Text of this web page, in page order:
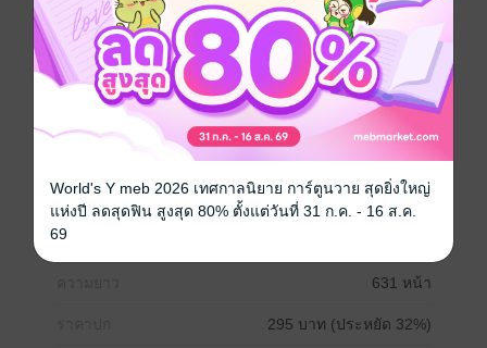
จริงว่าบุคคลในครอบครัวอันเป็นที่รักไม่ได้เสียชีวิตจาก
อุบัติเหตุ แต่เป็นการฆาตกรรมอำพราง เขาจึงต้องแก้แค้น
โดยการแต่งงานกับลูกสาวของศัตรู ซึ่งสร้างความเสียใจ
ให้กับ พิชญธิดา บวรภัค แฟนสาวอย่างมากเพราะเธอนึก
ว่ารักแท้ที่เขาได้มอบให้เธอนั้นเป็นแค่เพียงคำลวง วิชญ์จะ
แก้แค้นได้สำเร็จหรือไม่ และสิ่งที่ได้มาจะคุ้มกับสิ่งที่ต้อง
เสียไปหรือไม่ โปรดติดตามอ่าน
ประเภทไฟล์ pdf, epub (สารบัญ)
วันที่วางขาย
631 หน้า
295 บาท (ประหยัด 32%)
World's Y meb 2026 เทศกาลนิยาย การ์ตูนวาย สุดยิ่งใหญ่
แห่งปี ลดสุดฟิน สูงสุด 80% ตั้งแต่วันที่ 31 ก.ค. - 16 ส.ค.
69